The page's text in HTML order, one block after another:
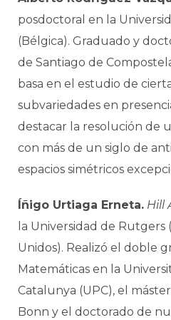
posdoctoral en la
(Bélgica). Graduado y
de Santiago de
basa en el estudio de
subvariedades en
destacar la resolución de
con más de un siglo de
espacios simétricos
Íñigo Urtiaga Erneta. Hill
la Universidad de Rutgers
Unidos). Realizó el doble
Matemáticas en la
Catalunya (UPC), el
Bonn y el doctorado de